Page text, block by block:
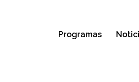
Programas